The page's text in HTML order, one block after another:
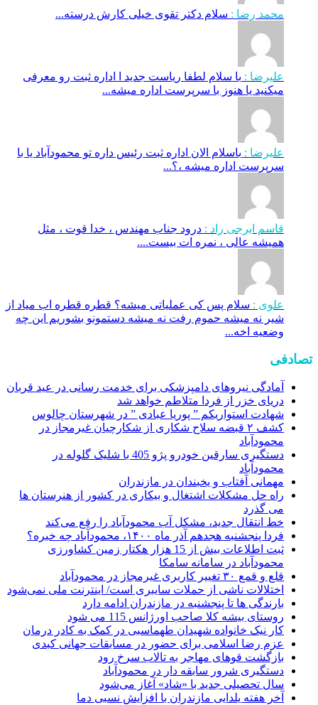
محمد رضا : سلام دکتر تقوی خیلی کارش درسته...
علیرضا : با سلام لطفا ریاست جدید ا اداره ثبت‌ رو معرفی
میکنید یا هنوز با سرپرست اداره‌ میشه...
علیرضا : باسلام الان اداره ثبت رئیس داره تو محمودآباد یا با
سرپرست اداره میشه ،؟...
قاسم ایرجی راد : درود جناب مهندس ، خدا قوت ، مثل
همیشه عالی ، نمره ات بیست....
علوی : سلام پس کی عملیاتی میشه؟ قطره قطره اب میاد از
شیر نه میشه حموم رفت نه میشه دستمونو بشوریم این چه
وضعیه اخه...
تصادفی
آمادگی نیروهای دامپزشکی برای خدمت رسانی در عید قربان
دریای خزر از فردا متلاطم خواهد شد
شهادت استواریکم ” پوریا عبادی ” در شهرستان چالوس
کشف ۲ قبضه سلاح شکاری از شکارچیان غیرمجاز در
محمودآباد
دستگیری سارقین خودرو پژو 405 با شلیک گلوله در
محمودآباد
مهمانی آفتاب و یخبندان در مازندران
راه حل مشکلات اشتغال و بیکاری در کشور از هنرستان ها
می گذرد
خط انتقال جدید، مشکل آب محمودآباد را رفع می‌کند
فردا پنجشنبه هجدهم آذر ماه ۱۴۰۰، محمودآباد چه خبره؟
ثبت اطلاعات بیش از 15 هزار هکتار زمین کشاورزی
محمودآباد در سامانه سامکا
قلع و قمع ۳۰ تغییر کاربری غیرمجاز در محمودآباد
اختلالات ناشی از حملات سایبری است/ اینترنت ملی نمی‌شود
بارندگی ها تا پنجشنبه در مازندران ادامه دارد
روستای بیشه کلا صاحب اورژانس 115 می شود
کار نیک خانواده شهیدان طهماسبی در کمک به کادر درمان
عزم رضا اسلامی برای حضور در مسابقات جهانی کبدی
بازگشت قوهای مهاجر به تالاب سرخ رود
دستگیری شرور سابقه دار در محمودآباد
سال تحصیلی جدید با «شاد» آغاز می‌شود
آخر هفته یلدایی مازندران با افزایش نسبی دما